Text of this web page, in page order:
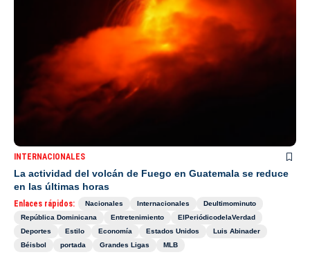
INTERNACIONALES
La actividad del volcán de Fuego en Guatemala se reduce
en las últimas horas
Enlaces rápidos: Nacionales Internacionales
Deultimominuto
República Dominicana
Entretenimiento
ElPeriódicodelaVerdad
Deportes
Estilo Economía Estados Unidos
Luis Abinader
Béisbol
portada Grandes Ligas MLB